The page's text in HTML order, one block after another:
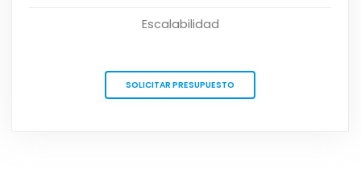
Escalabilidad
SOLICITAR PRESUPUESTO